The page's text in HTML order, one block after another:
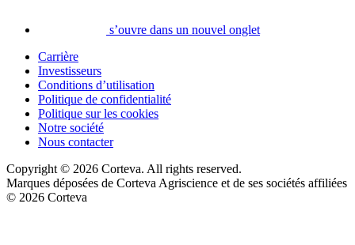
s’ouvre dans un nouvel onglet
Carrière
Investisseurs
Conditions d’utilisation
Politique de confidentialité
Politique sur les cookies
Notre société
Nous contacter
Copyright © 2026 Corteva. All rights reserved.
Marques déposées de Corteva Agriscience et de ses sociétés affiliées
© 2026 Corteva